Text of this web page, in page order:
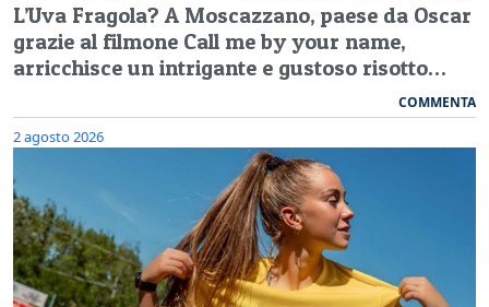
L’Uva Fragola? A Moscazzano, paese da Oscar
grazie al filmone Call me by your name,
arricchisce un intrigante e gustoso risotto…
COMMENTA
2 agosto 2026